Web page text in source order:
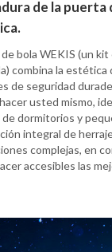
de la puerta
bola WEKIS (un
combina la estética
de seguridad
usted mismo,
dormitorios y
integral de
complejas, en
accesibles las